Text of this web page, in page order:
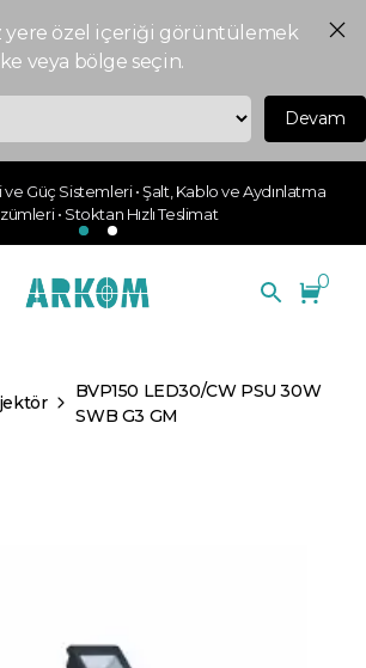
özel içeriği görüntülemek
veya bölge seçin.
Devam
Güç Sistemleri • Şalt, Kablo ve Aydınlatma
• Stoktan Hızlı Teslimat
0
BVP150 LED30/CW PSU 30W
SWB G3 GM